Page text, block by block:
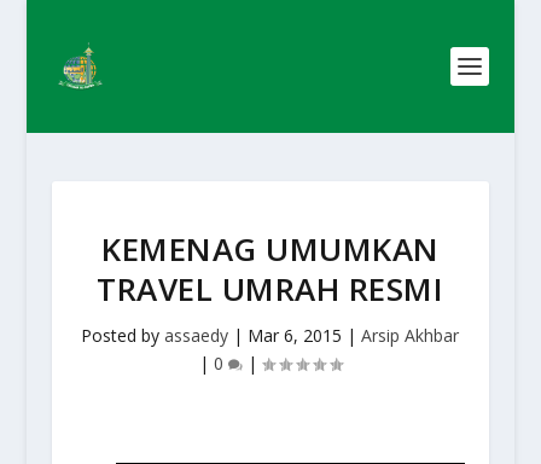
KEMENAG UMUMKAN
TRAVEL UMRAH RESMI
Posted byassaedy | Mar 6, 2015 |Arsip Akhbar
| 0 |